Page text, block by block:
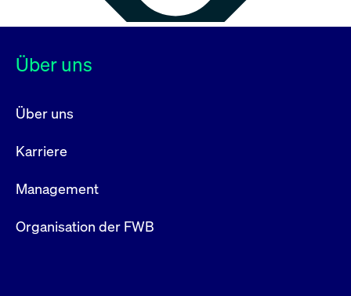
Über uns
Über uns
Karriere
Management
Organisation der FWB